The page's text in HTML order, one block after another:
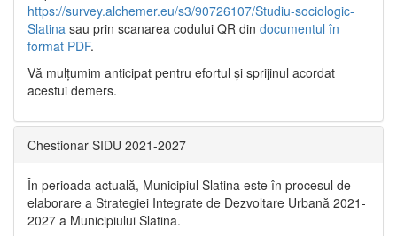
https://survey.alchemer.eu/s3/90726107/Studiu-sociologic-
Slatina sau prin scanarea codului QR din documentul în
format PDF.
Vă mulţumim anticipat pentru efortul şi sprijinul acordat
acestui demers.
Chestionar SIDU 2021-2027
În perioada actuală, Municipiul Slatina este în procesul de
elaborare a Strategiei Integrate de Dezvoltare Urbană 2021‐
2027 a Municipiului Slatina.